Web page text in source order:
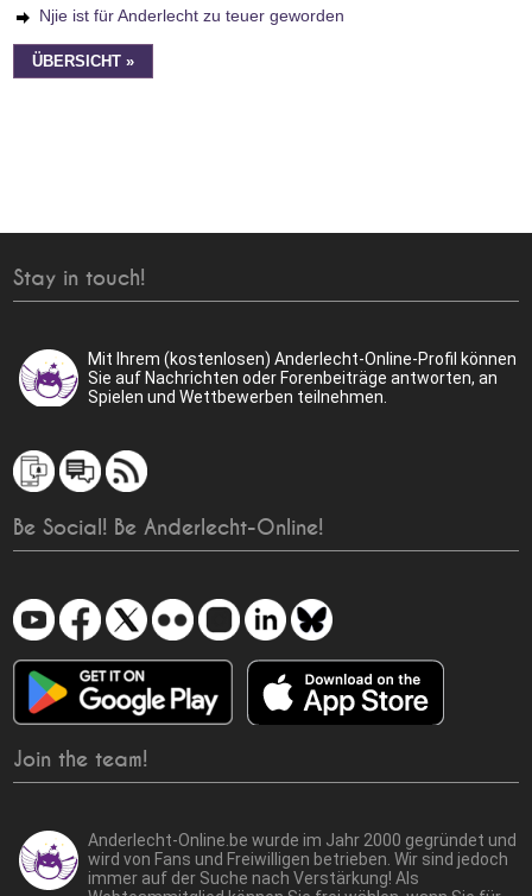
Njie ist für Anderlecht zu teuer geworden
ÜBERSICHT »
Stay in touch!
Mit Ihrem (kostenlosen) Anderlecht-Online-Profil können
Sie auf Nachrichten oder Forenbeiträge antworten, an
Spielen und Wettbewerben teilnehmen.
Be Social! Be Anderlecht-Online!
Join the team!
Anderlecht-Online.be wurde im Jahr 2000 gegründet und
wird von Fans und Freiwilligen betrieben. Wir sind jedoch
immer auf der Suche nach Verstärkung! Als